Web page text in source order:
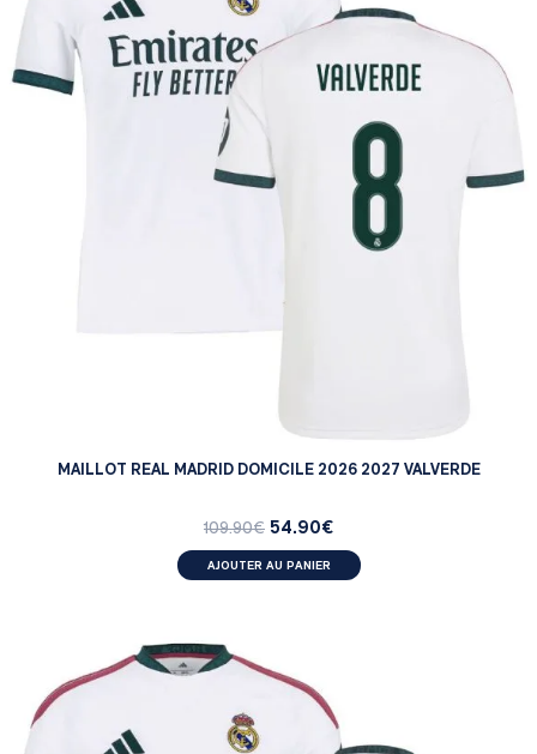
MAILLOT REAL MADRID DOMICILE 2026 2027 VALVERDE
109.90€ 54.90€
AJOUTER AU PANIER